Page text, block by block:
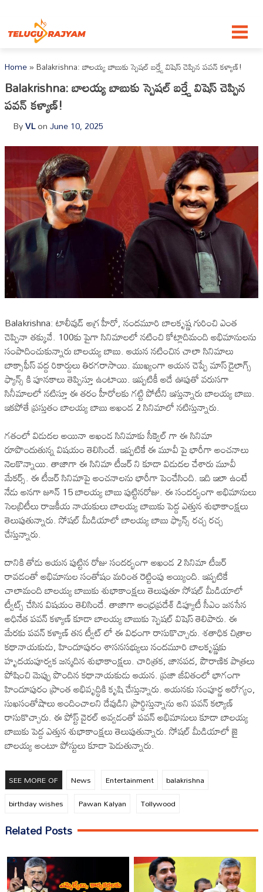
Home»Balakrishna: బాలయ్య బాబుకు స్పెషల్ బర్త్డే విషెస్ చెప్పిన పవన్ కళ్యాణ్!
Balakrishna: బాలయ్య బాబుకు స్పెషల్ బర్త్డే విషెస్ చెప్పిన
పవన్ కళ్యాణ్!
ByVLonJune 10, 2025
Balakrishna: టాలీవుడ్ అగ్ర హీరో, నందమూరి బాలకృష్ణ గురించి ఎంత
చెప్పినా తక్కువే. 100కు పైగా సినిమాలలో నటించి కోట్లాదిమంది అభిమానులను
సంపాదించుకున్నారు బాలయ్య బాబు. ఆయన నటించిన చాలా సినిమాలు
బాక్సాఫీస్ వద్ద రికార్డులు తిరగరాసాయి. ముఖ్యంగా ఆయన చెప్పే మాస్ డైలాగ్స్
ఫ్యాన్స్ కి పూనకాలు తెప్పిస్తూ ఉంటాయి. ఇప్పటికీ అదే ఊపుతో వరుసగా
సినీమాలలో నటిస్తూ ఈ తరం హీరోలకు గట్టి పోటీని ఇస్తున్నారు బాలయ్య బాబు.
ఇకపోతే ప్రస్తుతం బాలయ్య బాబు అఖండ 2 సినిమాలో నటిస్తున్నారు.
గతంలో విడుదల అయినా అఖండ సినిమాకు సీక్వెల్ గా ఈ సినిమా
రూపొందుతున్న విషయం తెలిసిందే. ఇప్పటికే ఈ మూవీ పై భారీగా అంచనాలు
నెలకొన్నాయి. తాజాగా ఈ సినిమా టీజర్ ని కూడా విడుదల చేశారు మూవీ
మేకర్స్. ఈ టీజర్ సినిమాపై అంచనాలను భారీగా పెంచేసింది. ఇది ఇలా ఉంటే
నేడు అనగా జూన్ 15 బాలయ్య బాబు పుట్టినరోజు. ఈ సందర్భంగా అభిమానులు
సెలబ్రిటీలు రాజకీయ నాయకులు బాలయ్య బాబుకు పెద్ద ఎత్తున శుభాకాంక్షలు
తెలుపుతున్నారు. సోషల్ మీడియాలో బాలయ్య బాబు ఫ్యాన్స్ రచ్చ రచ్చ
చేస్తున్నారు.
దానికి తోడు ఆయన పుట్టిన రోజు సందర్భంగా అఖండ 2 సినిమా టీజర్
రావడంతో అభిమానుల సంతోషం మరింత రెట్టింపు అయ్యింది. ఇప్పటికే
చాలామంది బాలయ్య బాబుకు శుభాకాంక్షలు తెలుపుతూ సోషల్ మీడియాలో
ట్వీట్స్ చేసిన విషయం తెలిసిందే. తాజాగా ఆంధ్రప్రదేశ్ డిప్యూటీ సీఎం జనసేన
అధినేత పవన్ కళ్యాణ్ కూడా బాలయ్య బాబుకు స్పెషల్ విషెస్ తెలిపారు. ఈ
మేరకు పవన్ కళ్యాణ్ తన ట్వీట్ లో ఈ విధంగా రాసుకొచ్చారు. శతాధిక చిత్రాల
కథానాయకుడు, హిందూపురం శాసనసభ్యులు నందమూరి బాలకృష్ణకు
హృదయపూర్వక జన్మదిన శుభాకాంక్షలు. చారిత్రక, జానపద, పౌరాణిక పాత్రలు
పోషించి మెప్పు పొందిన కథానాయకుడు ఆయన. ప్రజా జీవితంలో భాగంగా
హిందూపురం ప్రాంత అభివృద్ధికి కృషి చేస్తున్నారు. ఆయనకు సంపూర్ణ ఆరోగ్యం,
సుఖసంతోషాలు అందించాలని దేవుడిని ప్రార్థిస్తున్నాను అని పవన్‌ కల్యాణ్‌
రాసుకొచ్చారు. ఈ పోస్ట్ వైరల్ అవ్వడంతో పవన్ అభిమానులు కూడా బాలయ్య
బాబుకు పెద్ద ఎత్తున శుభాకాంక్షలు తెలుపుతున్నారు. సోషల్ మీడియాలో జై
బాలయ్య అంటూ పోస్టులు కూడా పెడుతున్నారు.
SEE MORE OF News Entertainment
balakrishna
birthday wishes
Pawan Kalyan Tollywood
Related Posts